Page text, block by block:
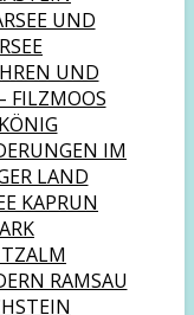
UND
UND
FILZMOOS
IM
LAND
KAPRUN
RAMSAU